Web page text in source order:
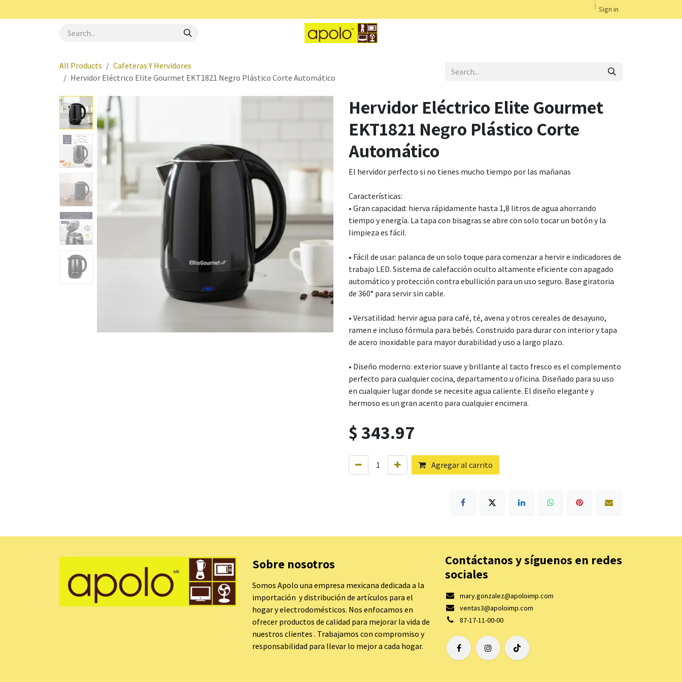
Sign in
All Products
Cafeteras Y Hervidores
Hervidor Eléctrico Elite Gourmet EKT1821 Negro Plástico Corte Automático
Hervidor Eléctrico Elite Gourmet
EKT1821 Negro Plástico Corte
Automático
El hervidor perfecto si no tienes mucho tiempo por las mañanas
Características:
• Gran capacidad: hierva rápidamente hasta 1,8 litros de agua ahorrando
tiempo y energía. La tapa con bisagras se abre con solo tocar un botón y la
limpieza es fácil.
• Fácil de usar: palanca de un solo toque para comenzar a hervir e indicadores de
trabajo LED. Sistema de calefacción oculto altamente eficiente con apagado
automático y protección contra ebullición para un uso seguro. Base giratoria
de 360° para servir sin cable.
• Versatilidad: hervir agua para café, té, avena y otros cereales de desayuno,
ramen e incluso fórmula para bebés. Construido para durar con interior y tapa
de acero inoxidable para mayor durabilidad y uso a largo plazo.
• Diseño moderno: exterior suave y brillante al tacto fresco es el complemento
perfecto para cualquier cocina, departamento u oficina. Diseñado para su uso
en cualquier lugar donde se necesite agua caliente. El diseño elegante y
hermoso es un gran acento para cualquier encimera.
$343.97
Agregar al carrito
Sobre nosotros
Somos Apolo una empresa mexicana dedicada a la
importación y distribución de artículos para el
hogar y electrodomésticos. Nos enfocamos en
ofrecer productos de calidad para mejorar la vida de
nuestros clientes . Trabajamos con compromiso y
responsabilidad para llevar lo mejor a cada hogar.
Contáctanos y síguenos en redes
sociales
mary.gonzalez@apoloimp.com
ventas3@apoloimp.com
87-17-11-00-00